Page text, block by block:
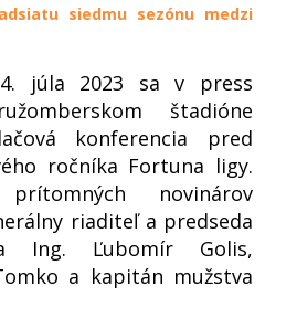
siedmu sezónu medzi
júla 2023 sa v press
štadióne
konferencia pred
ročníka Fortuna ligy.
novinárov
riaditeľ a predseda
Ing. Ľubomír Golis,
a kapitán mužstva